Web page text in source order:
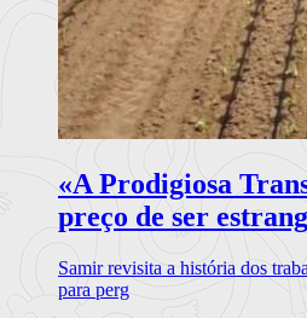
«A Prodigiosa
preço de ser
Samir revisita a história dos
para perg